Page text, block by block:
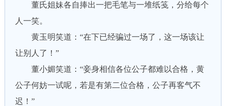
董氏姐妹各自捧出一把毛笔与一堆纸笺，分给每个
人一笑。
黄玉明笑道：“在下已经骗过一场了，这一场该让
让别人了！”
董小媚笑道：“妾身相信各位公子都难以合格，黄
公子何妨一试呢，若是有第二位合格，公子再客气不
迟！”